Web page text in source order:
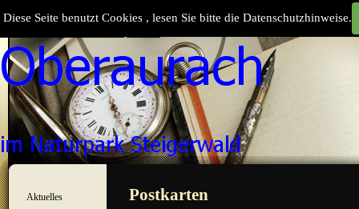
Diese Seite benutzt Cookies , lesen Sie bitte die Datenschutzhinweise.
Menü überspringen
Aktuelles ▼
Postkarten